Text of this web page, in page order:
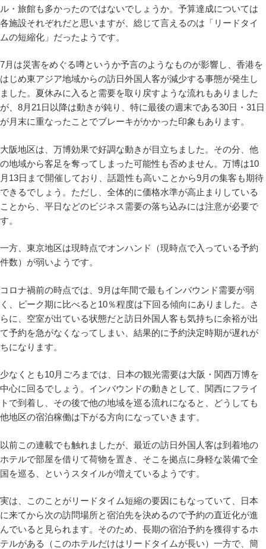
ル・旅館も多かったのではないでしょうか。予算達成については
各施設それぞれだと思いますが、総じて言えるのは「リードタイ
ムの短縮化」だったようです。
7月は災害をめぐる噂というか予言のようなものが影響し、香港を
はじめ東アジア地域からの訪日外国人客が減少する事態が発生し
ました。夏休みに入ると需要を取り戻すような流れもありました
が、8月21日以降は動きが鈍り、特に最後の週末である30日・31日
が月末に重なったことでブレーキがかかった印象もあります。
大阪地区は、万博効果で好調な動きが目立ちました。その分、他
の地域から客足を奪ってしまった可能性も否めません。万博は10
月13日まで開催しており、話題性も高いことから9月の集客も期待
できるでしょう。ただし、全体的に価格水準が高止まりしている
ことから、平日などのビジネス需要の落ち込みには注意が必要で
す。
一方、東京地区は現時点でオンハンド（現時点で入っている予約
件数）が弱いようです。
コロナ禍前の時点では、9月は年間で最もインバウンド需要が弱
く、ピーク期に比べると10％程度は下回る傾向にありました。さ
らに、空室が出ている状態だと訪日外国人客も気持ちに余裕が出
て予約を急がなくなってしまい、結果的に予約決定時期が遅れが
ちになります。
少なくとも10月ごろまでは、日本の観光需要は大阪・関西万博を
中心に回るでしょう。インバウンドの動きとして、関西にフライ
トで到着し、その後で他の地域を巡る流れになると、どうしても
他地区の宿泊稼働は下がる方向になっていきます。
以前この連載でも触れましたが、最近の訪日外国人客は到着地の
ホテルで部屋を借りて荷物を置き、そこを拠点に身軽な装備で全
国を巡る、というスタイルが増えているようです。
実は、このことがリードタイム短縮の要因にもなっていて、日本
に来てから次の訪問場所と宿泊先を決めるので予約の直近化が進
んでいると見られます。そのため、長期の宿泊予約を獲得するホ
テルがある（このホテルだけはリードタイムが長い）一方で、簡